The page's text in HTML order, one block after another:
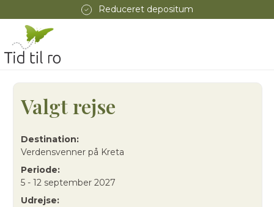
Reduceret depositum
Valgt rejse
Destination:
Verdensvenner på Kreta
Periode:
5 - 12 september 2027
Udrejse: